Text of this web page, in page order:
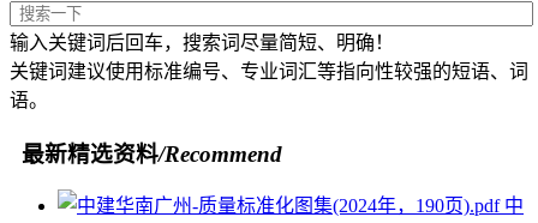
输入关键词后回车，搜索词尽量简短、明确！
关键词建议使用标准编号、专业词汇等指向性较强的短语、词
语。
最新精选资料/Recommend
中